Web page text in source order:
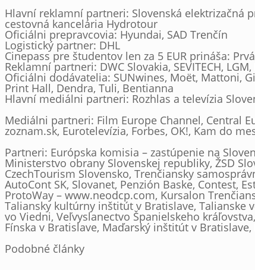
Hlavní reklamní partneri: Slovenská elektrizačná
cestovná kancelária Hydrotour
Oficiálni prepravcovia: Hyundai, SAD Trenčín
Logistický partner: DHL
Cinepass pre študentov len za 5 EUR prináša:
Reklamní partneri: DWC Slovakia, SEVITECH,
Oficiálni dodávatelia: SUNwines, Moët, Mattoni,
Print Hall, Dendra, Tuli, Bentianna
Hlavní mediálni partneri: Rozhlas a televízia
Mediálni partneri: Film Europe Channel, Central
zoznam.sk, Eurotelevízia, Forbes, OK!, Kam do
Partneri: Európska komisia – zastúpenie na
Ministerstvo obrany Slovenskej republiky, ŽSD
CzechTourism Slovensko, Trenčiansky
AutoCont SK, Slovanet, Penzión Baske, Contest,
ProtoWay – www.neodcp.com, Kursalon
Taliansky kultúrny inštitút v Bratislave, Talianske
vo Viedni, Veľvyslanectvo Španielskeho
Fínska v Bratislave, Maďarský inštitút v
Podobné články